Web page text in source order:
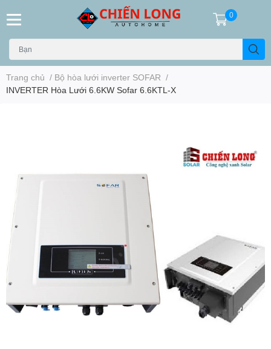
0
Trang chủ / Bộ hòa lưới inverter SOFAR /
INVERTER Hòa Lưới 6.6KW Sofar 6.6KTL-X